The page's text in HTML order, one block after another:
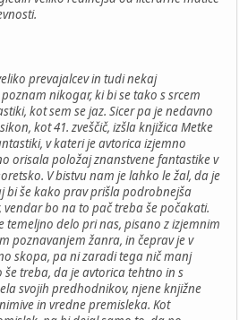
prevajalcev in tudi nekaj
nikogar, ki bi se tako s srcem
kot sem se jaz. Sicer pa je nedavno
kot 41. zveščič, izšla knjižica Metke
v kateri je avtorica izjemno
orisala položaj znanstvene fantastike v
V bistvu nam je lahko le žal, da je
bi še kako prav prišla podrobnejša
bo na to pač treba še počakati.
temeljno delo pri nas, pisano z izjemnim
poznavanjem žanra, in čeprav je v
skopa, pa ni zaradi tega nič manj
treba, da je avtorica tehtno in s
svojih predhodnikov, njene knjižne
in vredne premisleka. Kot